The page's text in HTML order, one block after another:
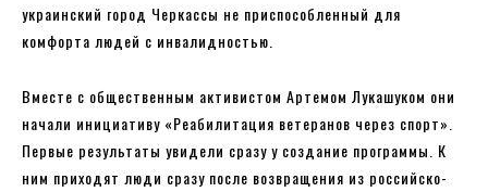
украинский город Черкассы не приспособленный для
комфорта людей с инвалидностью.
Вместе с общественным активистом Артемом Лукашуком они
начали инициативу «Реабилитация ветеранов через спорт».
Первые результаты увидели сразу у создание программы. К
ним приходят люди сразу после возвращения из российско-